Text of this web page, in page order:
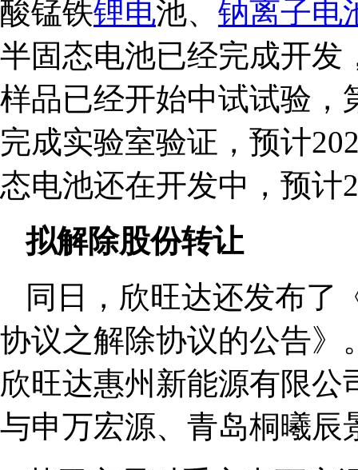
酸锰铁锂电池、 钠离子电
半固态电池已经完成开发
样品已经开始中试试验，
完成实验室验证，预计
态电池还在开发中，预计
拟解除股份转让
同日，欣旺达还发布了
协议之解除协议的公告》
欣旺达惠州新能源有限公
与申万宏源、青岛桐曦辰